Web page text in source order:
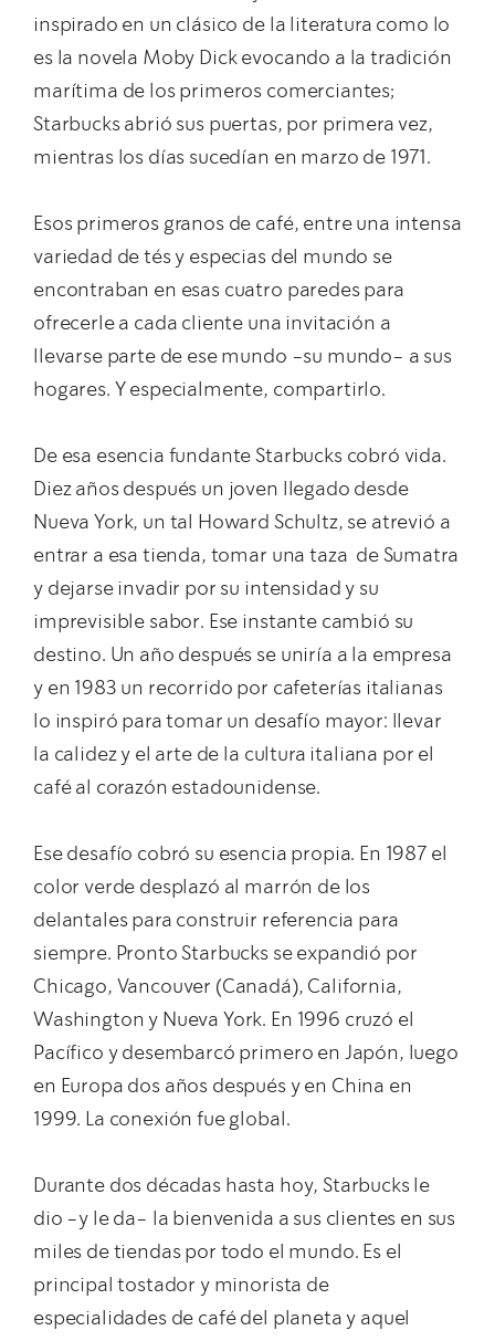
inspirado en un clásico de la literatura como lo
es la novela Moby Dick evocando a la tradición
marítima de los primeros comerciantes;
Starbucks abrió sus puertas, por primera vez,
mientras los días sucedían en marzo de 1971.
Esos primeros granos de café, entre una intensa
variedad de tés y especias del mundo se
encontraban en esas cuatro paredes para
ofrecerle a cada cliente una invitación a
llevarse parte de ese mundo -su mundo- a sus
hogares. Y especialmente, compartirlo.
De esa esencia fundante Starbucks cobró vida.
Diez años después un joven llegado desde
Nueva York, un tal Howard Schultz, se atrevió a
entrar a esa tienda, tomar una taza de Sumatra
y dejarse invadir por su intensidad y su
imprevisible sabor. Ese instante cambió su
destino. Un año después se uniría a la empresa
y en 1983 un recorrido por cafeterías italianas
lo inspiró para tomar un desafío mayor: llevar
la calidez y el arte de la cultura italiana por el
café al corazón estadounidense.
Ese desafío cobró su esencia propia. En 1987 el
color verde desplazó al marrón de los
delantales para construir referencia para
siempre. Pronto Starbucks se expandió por
Chicago, Vancouver (Canadá), California,
Washington y Nueva York. En 1996 cruzó el
Pacífico y desembarcó primero en Japón, luego
en Europa dos años después y en China en
1999. La conexión fue global.
Durante dos décadas hasta hoy, Starbucks le
dio -y le da- la bienvenida a sus clientes en sus
miles de tiendas por todo el mundo. Es el
principal tostador y minorista de
especialidades de café del planeta y aquel